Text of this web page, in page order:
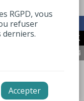
RGPD, vous
refuser
derniers.
Accepter